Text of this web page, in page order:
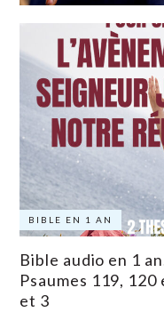
BIBLE EN 1 AN
Bible audio en 1
Psaumes 119,
et 3